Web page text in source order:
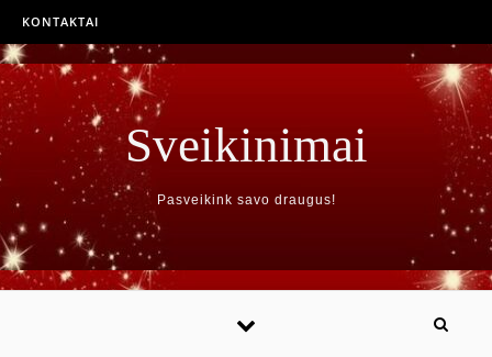
KONTAKTAI
Sveikinimai
Pasveikink savo draugus!